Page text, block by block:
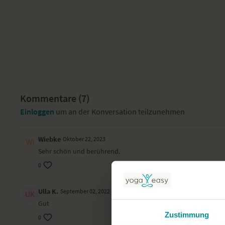
Zustimmung
Kommentare (7)
Einloggen um an der Konversation teilzunehmen
Wiebke Oktober 22, 2023
Sehr schön und berührend.
0
Ulla K. September 02, 2022
Gut
0